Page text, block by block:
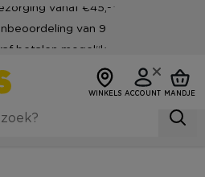
vanaf €45,-*
van 9
betalen mogelijk
WINKELS ACCOUNT MANDJE